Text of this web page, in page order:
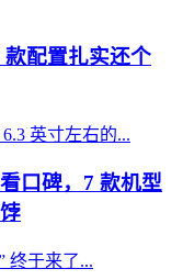
配置扎实还个
英寸左右的...
口碑，7 款机型
终于来了...